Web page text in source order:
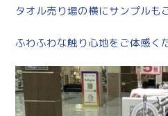
タオル売り場の横にサンプルも
ふわふわな触り心地をご体感く